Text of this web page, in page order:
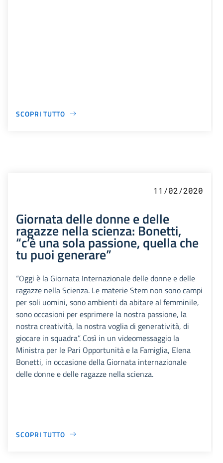
SCOPRI TUTTO
11/02/2020
Giornata delle donne e delle
ragazze nella scienza: Bonetti,
“c’è una sola passione, quella che
tu puoi generare”
“Oggi è la Giornata Internazionale delle donne e delle
ragazze nella Scienza. Le materie Stem non sono campi
per soli uomini, sono ambienti da abitare al femminile,
sono occasioni per esprimere la nostra passione, la
nostra creatività, la nostra voglia di generatività, di
giocare in squadra”. Così in un videomessaggio la
Ministra per le Pari Opportunità e la Famiglia, Elena
Bonetti, in occasione della Giornata internazionale
delle donne e delle ragazze nella scienza.
SCOPRI TUTTO